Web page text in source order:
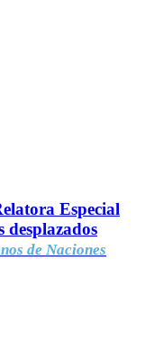
Especial
desplazados
de Naciones